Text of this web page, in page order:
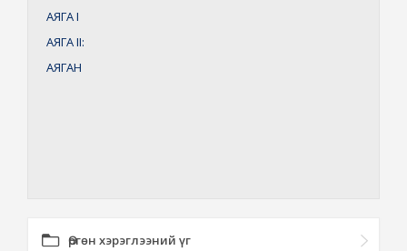
АЯГАI
АЯГАII:
АЯГАН
Өргөн хэрэглээний үг